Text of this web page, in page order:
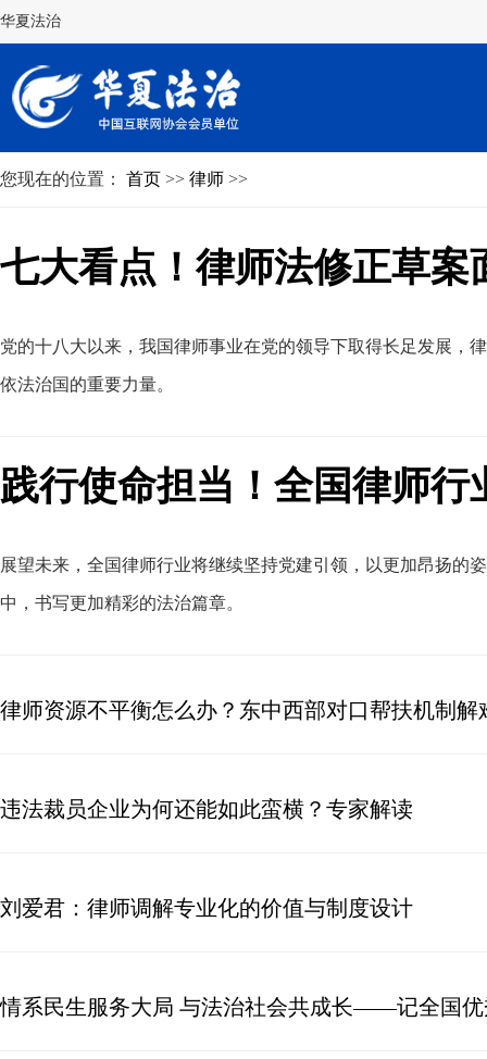
华夏法治
您现在的位置： 首页 >> 律师 >>
七大看点！律师法修正草案
党的十八大以来 ， 我国律师事业在党的领导下取得长足发展，
依法治国的重要力量。
践行使命担当！全国律师
展望未来 ， 全国律师行业将继续坚持党建引领，以更加昂扬的
中 ， 书写更加精彩的法治篇章。
律师资源不平衡怎么办？东中西部对口帮扶机制解
违法裁员企业为何还能如此蛮横？专家解读
刘爱君：律师调解专业化的价值与制度设计
情系民生服务大局 与法治社会共成长——记全国优